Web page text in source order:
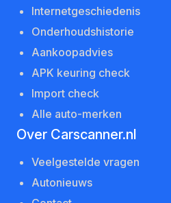
Internetgeschiedenis
Onderhoudshistorie
Aankoopadvies
APK keuring check
Import check
Alle auto-merken
Over Carscanner.nl
Veelgestelde vragen
Autonieuws